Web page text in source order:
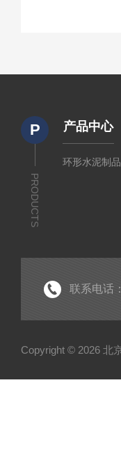
P
PRODUCTS
产品中心
环形水泥制
联系电话
Copyright © 2026 北